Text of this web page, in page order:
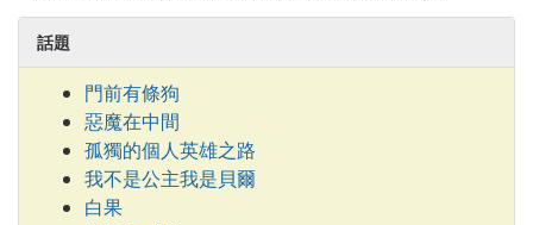
話題
門前有條狗
惡魔在中間
孤獨的個人英雄之路
我不是公主我是貝爾
白果